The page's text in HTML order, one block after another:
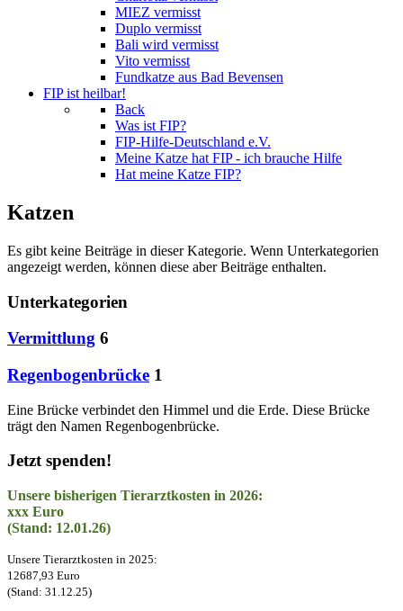
MIEZ vermisst
Duplo vermisst
Bali wird vermisst
Vito vermisst
Fundkatze aus Bad Bevensen
FIP ist heilbar!
Back
Was ist FIP?
FIP-Hilfe-Deutschland e.V.
Meine Katze hat FIP - ich brauche Hilfe
Hat meine Katze FIP?
Katzen
Es gibt keine Beiträge in dieser Kategorie. Wenn Unterkategorien
angezeigt werden, können diese aber Beiträge enthalten.
Unterkategorien
Vermittlung 6
Regenbogenbrücke 1
Eine Brücke verbindet den Himmel und die Erde. Diese Brücke
trägt den Namen Regenbogenbrücke.
Jetzt spenden!
Unsere bisherigen Tierarztkosten in 2026:
xxx Euro
(Stand: 12.01.26)
Unsere Tierarztkosten in 2025:
12687,93 Euro
(Stand: 31.12.25)